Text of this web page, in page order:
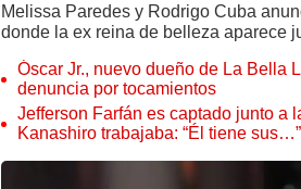
Melissa Paredes y Rodrigo Cuba
donde la ex reina de belleza aparece
Óscar Jr., nuevo dueño de La Bella
denuncia por tocamientos
Jefferson Farfán es captado junto a
Kanashiro trabajaba: “Él tiene sus…”